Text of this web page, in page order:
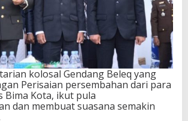
kolosal Gendang Beleq yang
Perisaian persembahan dari para
Bima Kota, ikut pula
dan membuat suasana semakin